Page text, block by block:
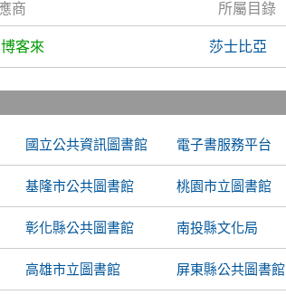
商 所屬目錄
博客來 莎士比亞
國立公共資訊圖書館 電子書服務平台
基隆市公共圖書館 桃園市立圖書館
彰化縣公共圖書館 南投縣文化局
高雄市立圖書館 屏東縣公共圖書館